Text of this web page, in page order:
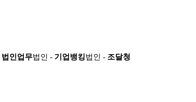
법인업무법인 - 기업뱅킹법인 - 조달청